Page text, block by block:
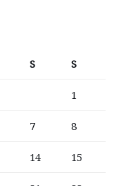
S S
1
7 8
14 15